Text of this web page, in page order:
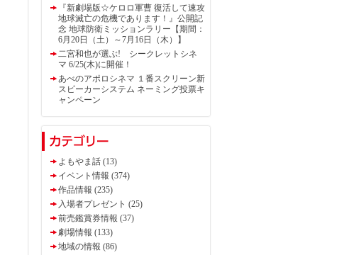
『新劇場版☆ケロロ軍曹 復活して速攻
地球滅亡の危機であります！』公開記
念 地球防衛ミッションラリー【期間：
6月20日（土）～7月16日（木）】
二宮和也が選ぶ! シークレットシネ
マ 6/25(木)に開催！
あべのアポロシネマ １番スクリーン新
スピーカーシステム ネーミング投票キ
ャンペーン
よもやま話 (13)
イベント情報 (374)
作品情報 (235)
入場者プレゼント (25)
前売鑑賞券情報 (37)
劇場情報 (133)
地域の情報 (86)